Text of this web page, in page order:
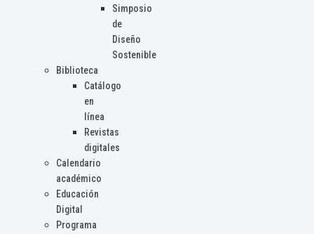
Simposio
de
Diseño
Sostenible
Biblioteca
Catálogo
en
línea
Revistas
digitales
Calendario
académico
Educación
Digital
Programa